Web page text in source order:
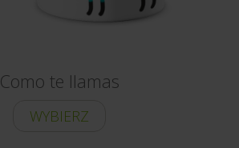
Como te llamas
WYBIERZ